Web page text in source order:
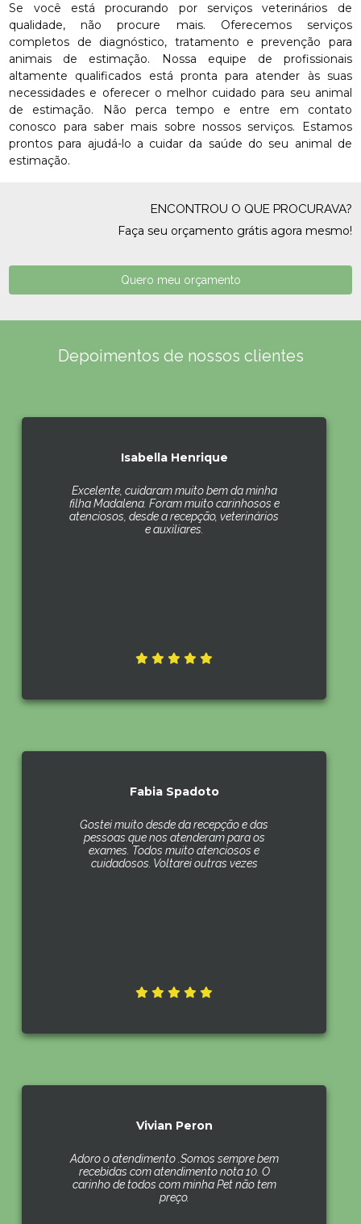
Se você está procurando por serviços veterinários de
qualidade, não procure mais. Oferecemos serviços
completos de diagnóstico, tratamento e prevenção para
animais de estimação. Nossa equipe de profissionais
altamente qualificados está pronta para atender às suas
necessidades e oferecer o melhor cuidado para seu animal
de estimação. Não perca tempo e entre em contato
conosco para saber mais sobre nossos serviços. Estamos
prontos para ajudá-lo a cuidar da saúde do seu animal de
estimação.
ENCONTROU O QUE PROCURAVA?
Faça seu orçamento grátis agora mesmo!
Quero meu orçamento
Depoimentos de nossos clientes
Isabella Henrique
Excelente, cuidaram muito bem da minha
filha Madalena. Foram muito carinhosos e
atenciosos, desde a recepção, veterinários
e auxiliares.
Fabia Spadoto
Gostei muito desde da recepção e das
pessoas que nos atenderam para os
exames. Todos muito atenciosos e
cuidadosos. Voltarei outras vezes
Vivian Peron
Adoro o atendimento .Somos sempre bem
recebidas com atendimento nota 10. O
carinho de todos com minha Pet não tem
preço.